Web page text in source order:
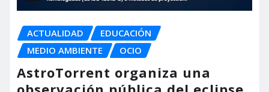
ACTUALIDAD
EDUCACIÓN
MEDIO AMBIENTE
OCIO
AstroTorrent organiza una